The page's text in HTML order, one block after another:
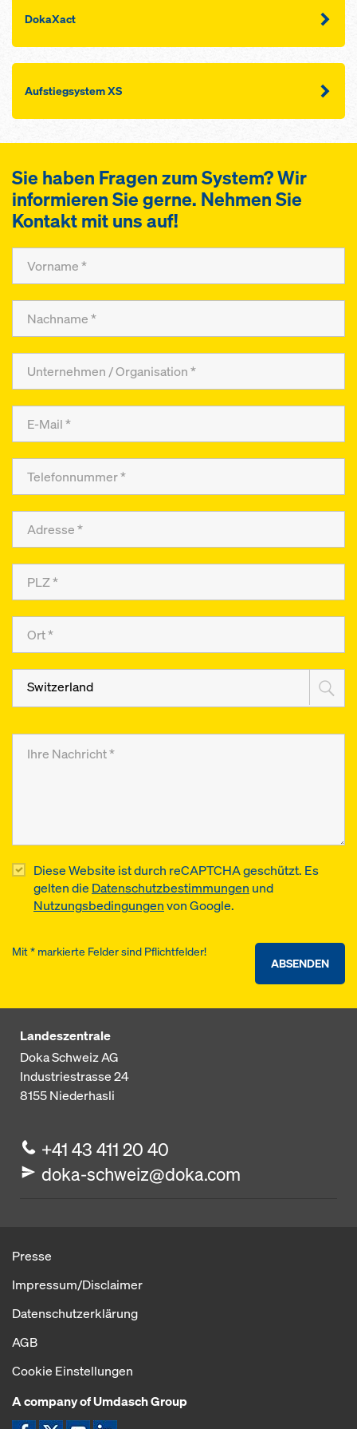
DokaXact
Aufstiegsystem XS
Sie haben Fragen zum System? Wir
informieren Sie gerne. Nehmen Sie
Kontakt mit uns auf!
Switzerland
Diese Website ist durch reCAPTCHA geschützt. Es
gelten die Datenschutzbestimmungen und
Nutzungsbedingungenvon Google.
ABSENDEN
Mit * markierte Felder sind Pflichtfelder!
Landeszentrale
Doka Schweiz AG
Industriestrasse 24
8155Niederhasli
+41 43 411 20 40
doka-schweiz@doka.com
Presse
Impressum/Disclaimer
Datenschutzerklärung
AGB
Cookie Einstellungen
A company of Umdasch Group